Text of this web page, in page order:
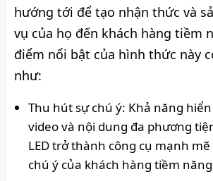
hướng tới để tạo nhận thức và
vụ của họ đến khách hàng tiềm
điểm nổi bật của hình thức này
như:
Thu hút sự chú ý: Khả năng
video và nội dung đa phương
LED trở thành công cụ mạnh
chú ý của khách hàng tiềm